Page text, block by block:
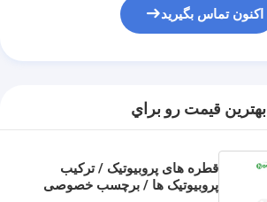
اکنون تماس بگیرید
بهترين قيمت رو براي
قطره های پروبیوتیک / ترکیب
پروبیوتیک ها / برچسب خصوصی